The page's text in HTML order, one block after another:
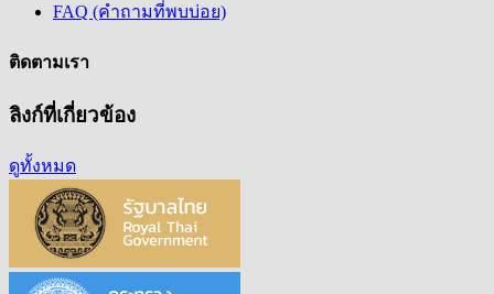
FAQ (คำถามที่พบบ่อย)
ติดตามเรา
ลิงก์ที่เกี่ยวข้อง
ดูทั้งหมด